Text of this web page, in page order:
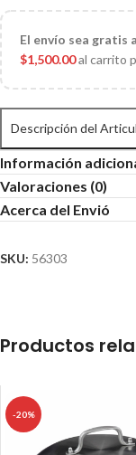
El envío sea gratis
$1,500.00al carrito
Descripción del
Información
Valoraciones (0)
Acerca del Envió
SKU: 56303
Productos
-20%